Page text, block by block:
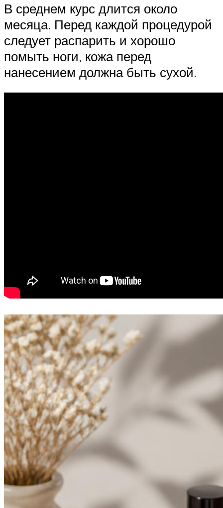
В среднем курс длится около
месяца. Перед каждой процедурой
следует распарить и хорошо
помыть ноги, кожа перед
нанесением должна быть сухой.